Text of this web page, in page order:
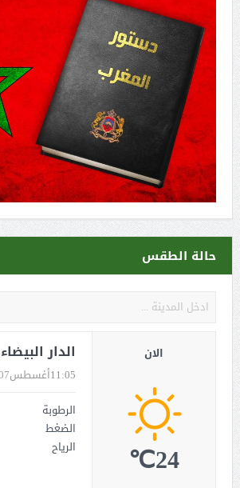
حالة الطقس
الدار البيضاء
أغسطس0711:05
الرطوبة
الضغط
الرياح
الان
24℃